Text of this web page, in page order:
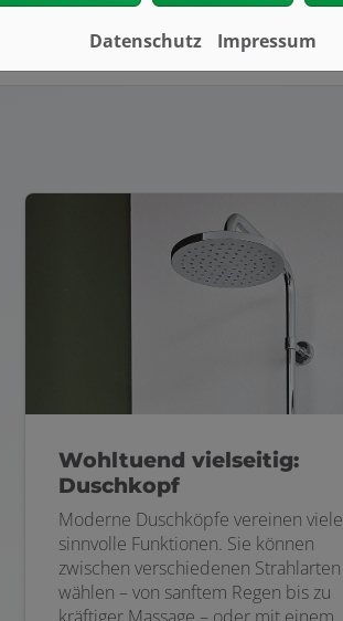
Wohltuend vielseitig:
Duschkopf
Moderne Duschköpfe vereinen viele
sinnvolle Funktionen. Sie können
zwischen verschiedenen Strahlarten
wählen – von sanftem Regen bis zu
Datenschutz Impressum